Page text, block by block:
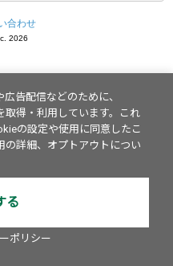
合わせ
2026
告配信などのために、
取得・利用しています。これ
の設定や使用に同意したこ
の詳細、オプトアウトについ
る
ポリシー